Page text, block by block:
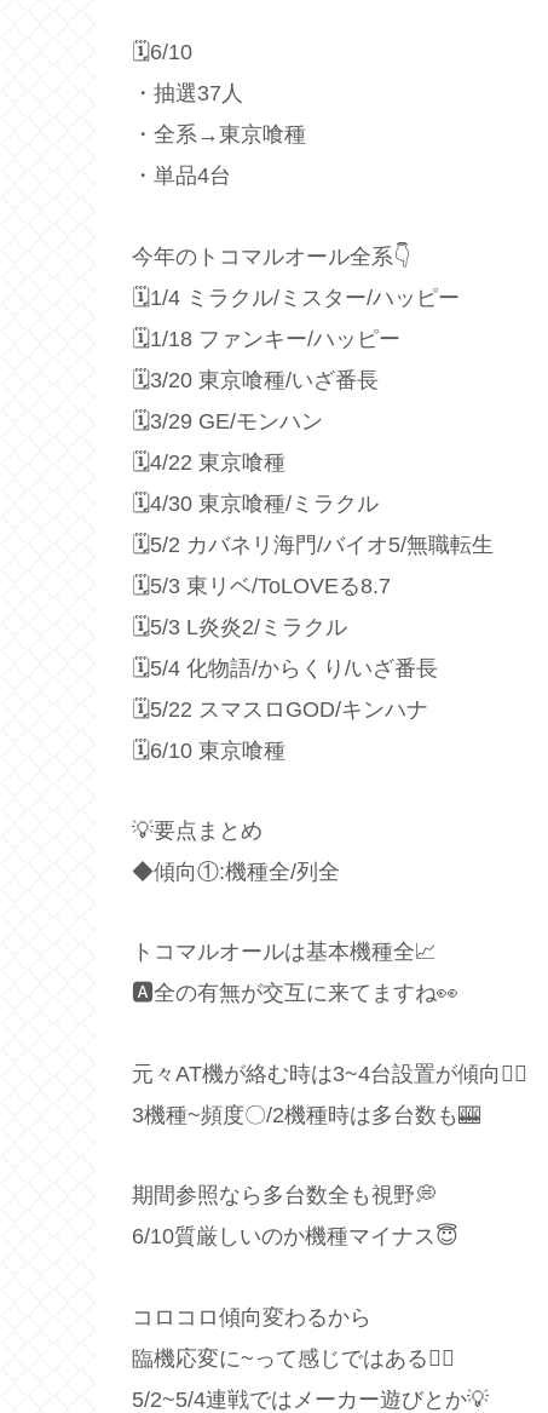
🗓6/10
・抽選37人
・全系→東京喰種
・単品4台
今年のトコマルオール全系👇
🗓1/4 ミラクル/ミスター/ハッピー
🗓1/18 ファンキー/ハッピー
🗓3/20 東京喰種/いざ番長
🗓3/29 GE/モンハン
🗓4/22 東京喰種
🗓4/30 東京喰種/ミラクル
🗓5/2 カバネリ海門/バイオ5/無職転生
🗓5/3 東リベ/ToLOVEる8.7
🗓️5/3 L炎炎2/ミラクル
🗓5/4 化物語/からくり/いざ番長
🗓5/22 スマスロGOD/キンハナ
🗓6/10 東京喰種
💡要点まとめ
◆傾向①:機種全/列全
トコマルオールは基本機種全📈
🅰️全の有無が交互に来てますね👀
元々AT機が絡む時は3~4台設置が傾向🙆‍♂️
3機種~頻度〇/2機種時は多台数も🎰
期間参照なら多台数全も視野💭
6/10質厳しいのか機種マイナス😇
コロコロ傾向変わるから
臨機応変に~って感じではある🙋‍♂️
5/2~5/4連戦ではメーカー遊びとか💡